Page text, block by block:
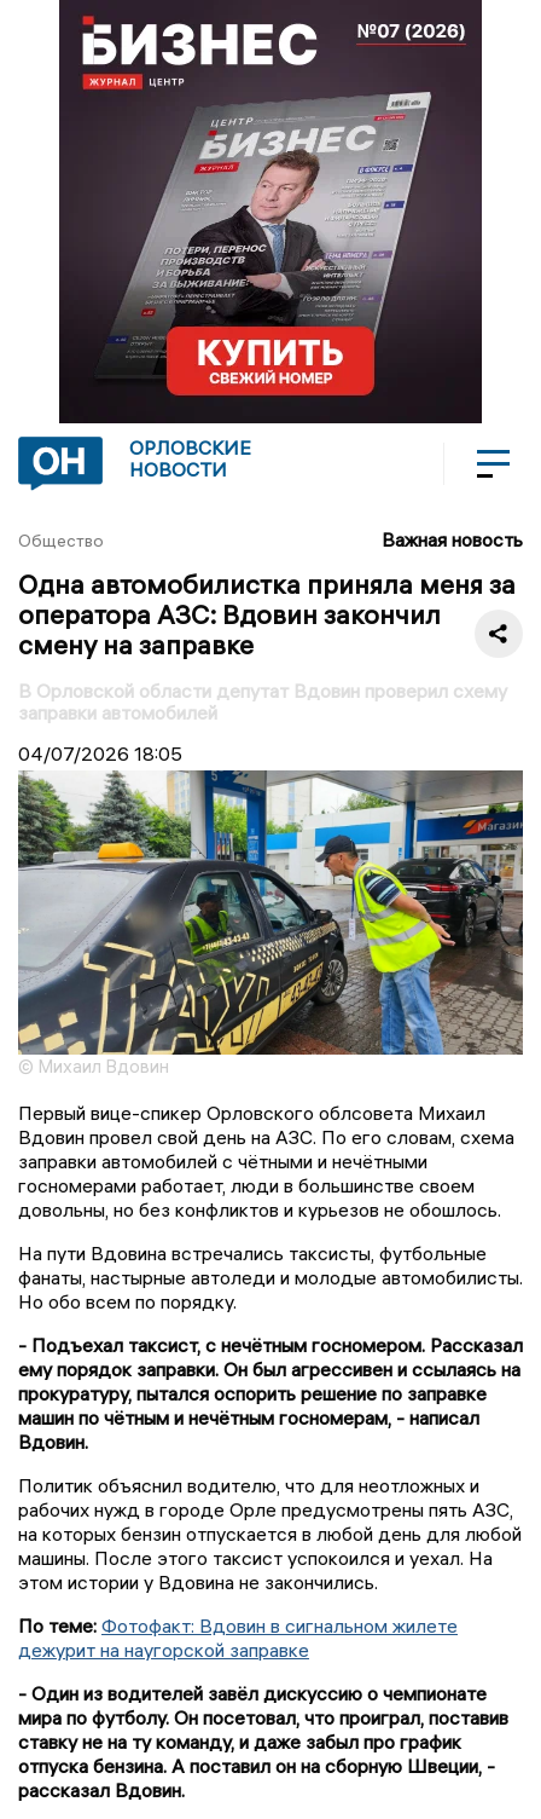
ОРЛОВСКИЕ
НОВОСТИ
Общество Важная новость
Одна автомобилистка приняла меня за
оператора АЗС: Вдовин закончил
смену на заправке
В Орловской области депутат Вдовин проверил схему
заправки автомобилей
04/07/2026 18:05
© Михаил Вдовин
Первый вице-спикер Орловского облсовета Михаил
Вдовин провел свой день на АЗС. По его словам, схема
заправки автомобилей с чётными и нечётными
госномерами работает, люди в большинстве своем
довольны, но без конфликтов и курьезов не обошлось.
На пути Вдовина встречались таксисты, футбольные
фанаты, настырные автоледи и молодые автомобилисты.
Но обо всем по порядку.
- Подъехал таксист, с нечётным госномером. Рассказал
ему порядок заправки. Он был агрессивен и ссылаясь на
прокуратуру, пытался оспорить решение по заправке
машин по чётным и нечётным госномерам, - написал
Вдовин.
Политик объяснил водителю, что для неотложных и
рабочих нужд в городе Орле предусмотрены пять АЗС,
на которых бензин отпускается в любой день для любой
машины. После этого таксист успокоился и уехал. На
этом истории у Вдовина не закончились.
По теме: Фотофакт: Вдовин в сигнальном жилете
дежурит на наугорской заправке
- Один из водителей завёл дискуссию о чемпионате
мира по футболу. Он посетовал, что проиграл, поставив
ставку не на ту команду, и даже забыл про график
отпуска бензина. А поставил он на сборную Швеции, -
рассказал Вдовин.